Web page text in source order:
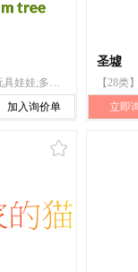
【28类】织物制玩具娃娃;多米诺骨牌;玩具娃娃床;玩具娃娃衣;玩具娃娃用鞋;玩具娃娃进食瓶;积木（玩具）;玩具娃娃;宠物用玩具;玩具
加入询价单
圣墟
立即